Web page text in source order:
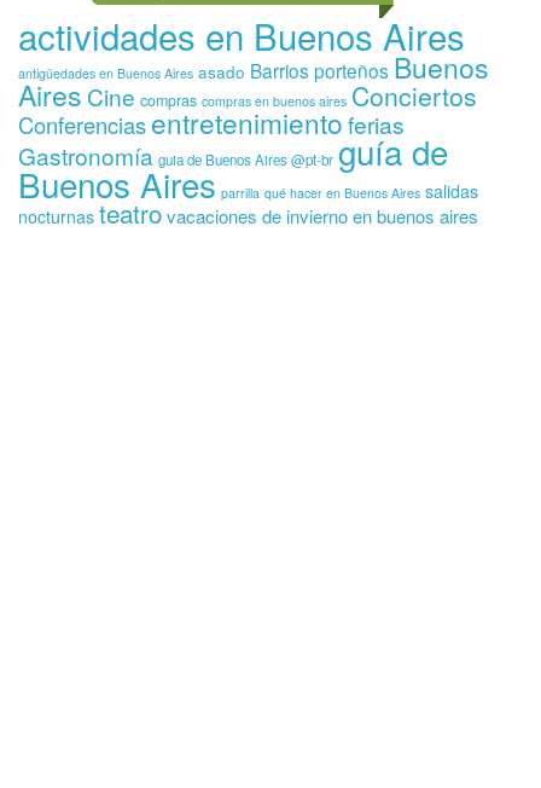
actividades en Buenos Aires
antigüedades en Buenos Aires asado Barrios porteños Buenos
Aires Cine compras compras en buenos aires Conciertos
Conferenciasentretenimientoferias
Gastronomía guia de Buenos Aires @pt-br guía de
Buenos Aires parrilla qué hacer en Buenos Aires salidas
nocturnas teatrovacaciones de invierno en buenos aires